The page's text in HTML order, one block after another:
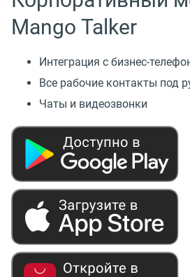
Mango Talker
Интеграция с бизнес-
Все рабочие контакты под
Чаты и видеозвонки